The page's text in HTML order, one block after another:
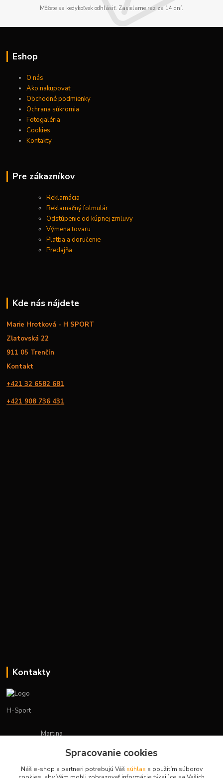
Môžete sa kedykoľvek odhlásiť. Zasielame raz za 14 dní.
Eshop
O nás
Ako nakupovať
Obchodné podmienky
Ochrana súkromia
Fotogaléria
Cookies
Kontakty
Pre zákazníkov
Reklamácia
Reklamačný folmulár
Odstúpenie od kúpnej zmluvy
Výmena tovaru
Platba a doručenie
Predajňa
Kde nás nájdete
Marie Hrotková - H SPORT
Zlatovská 22
911 05 Trenčín
Kontakt
+421 32 6582 681
+421 908 736 431
Kontakty
H-Sport
Martina
(Po-Pia, 7-15 hod.)
obchod.hsport@gmail.com
Spracovanie cookies
Náš e-shop a partneri potrebujú Váš súhlas s použitím súborov